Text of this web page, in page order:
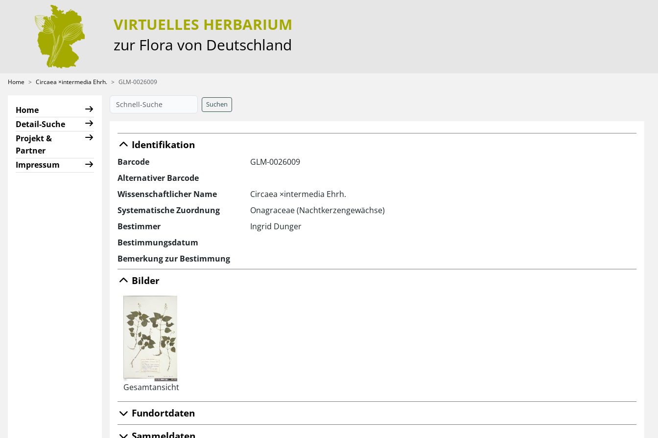
VIRTUELLES HERBARIUM
zur Flora von Deutschland
Home Circaea ×intermedia Ehrh. GLM-0026009
Home
Detail-Suche
Projekt &
Partner
Impressum
Suchen
Identifikation
Barcode
GLM-0026009
Alternativer Barcode
Wissenschaftlicher Name
Circaea ×intermedia Ehrh.
Systematische Zuordnung
Onagraceae (Nachtkerzengewächse)
Bestimmer
Ingrid Dunger
Bestimmungsdatum
Bemerkung zur Bestimmung
Bilder
Gesamtansicht
Fundortdaten